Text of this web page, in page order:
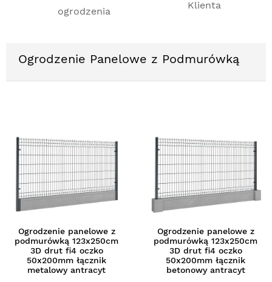
ogrodzenia
Klienta
Ogrodzenie Panelowe z Podmurówką
Ogrodzenie panelowe z
podmurówką 123x250cm
3D drut fi4 oczko
50x200mm łącznik
metalowy antracyt
Ogrodzenie panelowe z
podmurówką 123x250cm
3D drut fi4 oczko
50x200mm łącznik
betonowy antracyt